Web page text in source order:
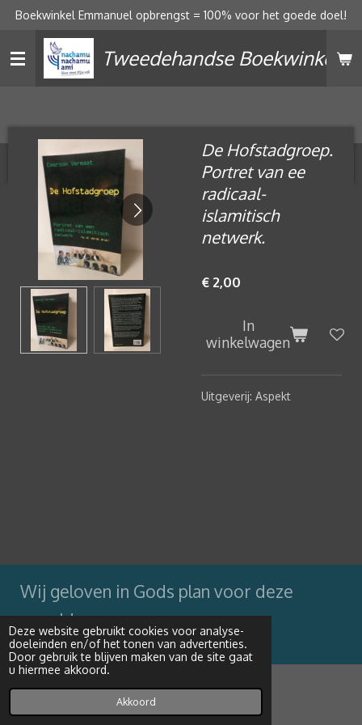
Deze website gebruikt cookies voor analyse-
doeleinden en/of het tonen van advertenties.
Door gebruik te blijven maken van de site gaat
u hiermee akkoord.
Akkoord
Ga
naar
hoofdinhoud
Tweedehandse Boekwinkel
Boekwinkel Emmanuel opbrengst = 100% voor het goede doel!
De Hofstadgroep.
Portret van ee
radicaal-
islamitisch
netwerk.
€ 2,00
In
winkelwagen
Uitgeverij: Aspekt
Wij geloven in Gods plan voor deze
wereld
Powered byJouwWeb